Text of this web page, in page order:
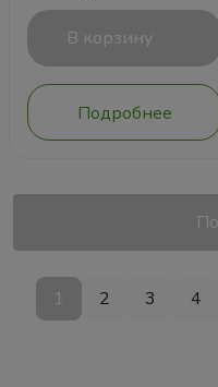
В корзину
Подробнее
1 2 3 4